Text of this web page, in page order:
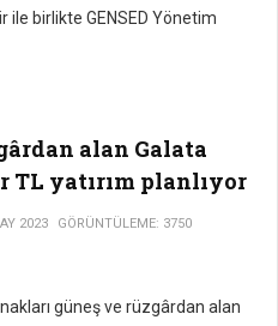
ile birlikte GENSED Yönetim
alan Galata
TL yatırım planlıyor
2023 GÖRÜNTÜLEME: 3750
güneş ve rüzgârdan alan